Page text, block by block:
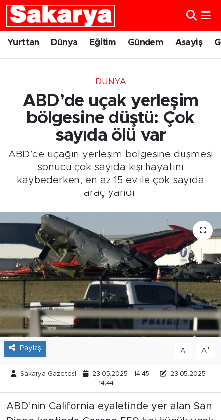
Yurttan Dünya Eğitim Gündem Asayiş
DÜNYA
ABD’de uçak yerleşim
bölgesine düştü: Çok
sayıda ölü var
ABD’de uçağın yerleşim bölgesine düşmesi
sonucu çok sayıda kişi hayatını
kaybederken, en az 15 ev ile çok sayıda
araç yandı.
Paylaş A- A+
Sakarya Gazetesi 23.05.2025 - 14:45
23.05.2025 -
14:44
ABD’nin California eyaletinde yer alan San
Yurttan
Gündem
Eskişehirspor
Spor
Kültür Sanat
Tarihçe
Resmi İlanlar
Söyleşi
Foto Şaka
Teknoloji
Eskişehir Nöbetçi Eczaneler
Eskişehir Trafik Yoğunluk Haritası
Süper Lig Puan Durumu ve Fikstür
Tüm Manşetler
Haber Arşivi